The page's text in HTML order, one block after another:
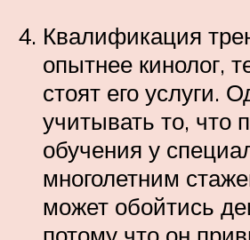
Квалификация
опытнее кинолог,
стоят его услуги.
учитывать то, что
обучения у
многолетним
может обойтись